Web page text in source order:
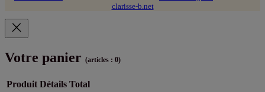
clarisse-b.net
Votre panier (articles : 0)
Produit Détails Total